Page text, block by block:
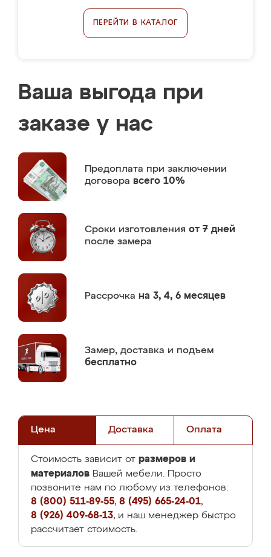
ПЕРЕЙТИ В КАТАЛОГ
Ваша выгода при
заказе у нас
Предоплата при заключении
договора всего 10%
Сроки изготовления от 7 дней
после замера
Рассрочка на 3, 4, 6 месяцев
Замер, доставка и подъем
бесплатно
Цена Доставка Оплата
Стоимость зависит от размеров и
материалов Вашей мебели. Просто
позвоните нам по любому из телефонов:
8 (800) 511-89-55, 8 (495) 665-24-01,
8 (926) 409-68-13, и наш менеджер быстро
рассчитает стоимость.